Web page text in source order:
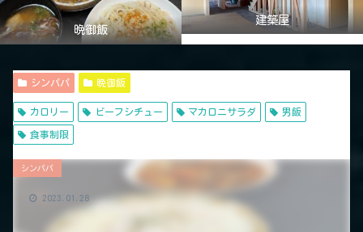
晩御飯
建築屋
シンパパ 晩御飯
カロリー ビーフシチュー マカロニサラダ 男飯
食事制限
シンパパ
2023.01.28